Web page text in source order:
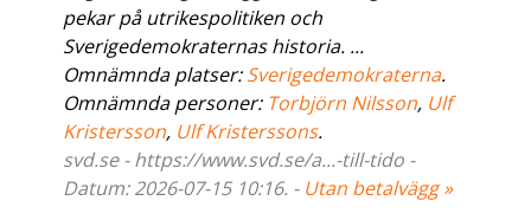
pekar på utrikespolitiken och
Sverigedemokraternas historia. ...
Omnämnda platser:Sverigedemokraterna.
Omnämnda personer: Torbjörn Nilsson, Ulf
Kristersson, Ulf Kristerssons.
svd.se - https://www.svd.se/a...-till-tido -
Datum: 2026-07-15 10:16. - Utan betalvägg »